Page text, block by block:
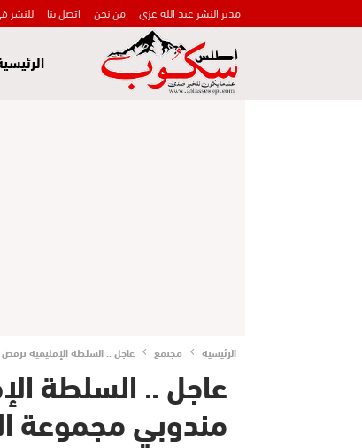
مدير النشر عبد الله عزي من نحن اتصل بنا للنشر
الرئيسية مجتمع عاجل .. السلطة الإقليمية ترفض
عاجل .. السلطة